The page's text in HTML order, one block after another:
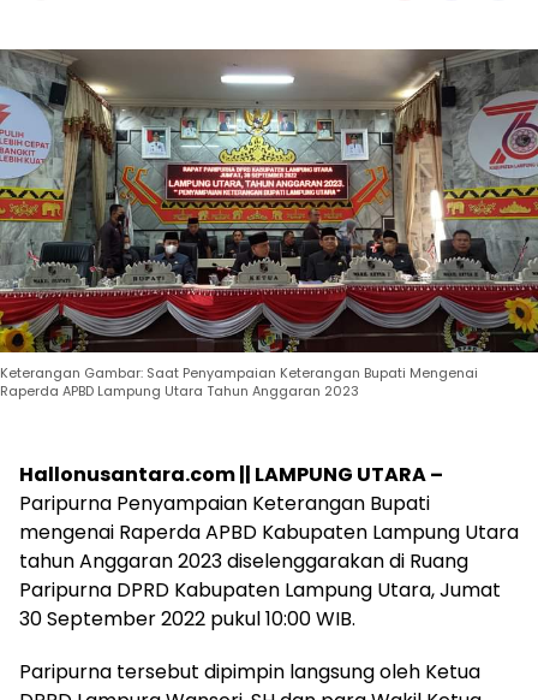
Keterangan Gambar: Saat Penyampaian Keterangan Bupati Mengenai
Raperda APBD Lampung Utara Tahun Anggaran 2023
Hallonusantara.com || LAMPUNG UTARA –
Paripurna Penyampaian Keterangan Bupati
mengenai Raperda APBD Kabupaten Lampung Utara
tahun Anggaran 2023 diselenggarakan di Ruang
Paripurna DPRD Kabupaten Lampung Utara, Jumat
30 September 2022 pukul 10:00 WIB.
Paripurna tersebut dipimpin langsung oleh Ketua